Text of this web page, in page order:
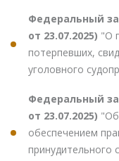
Федеральный
от 23.07.2025) "О
потерпевших,
уголовного
Федеральный
от 23.07.2025)
обеспечением
принудительного